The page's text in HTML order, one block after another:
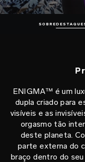
SOBRE
ENIGMA™ é um
dupla criado para
visíveis e as
orgasmo tão
deste planeta.
parte externa do
braço dentro do